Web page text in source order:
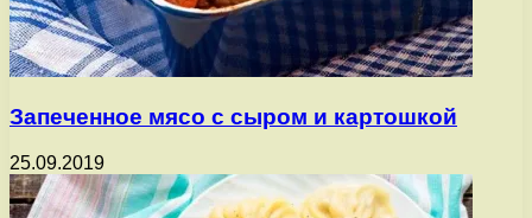
Запеченное мясо с сыром и картошкой
25.09.2019